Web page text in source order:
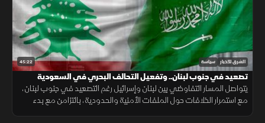
45:22 الشرق للأخبار سياسة
تصعيد في جنوب لبنان.. وتفعيل التحالف البحري في السعودية
يتواصل المسار التفاوضي بين لبنان وإسرائيل رغم التصعيد في جنوب لبنان،
مع استمرار الخلافات حول الملفات الأمنية والحدودية، بالتزامن مع بدء